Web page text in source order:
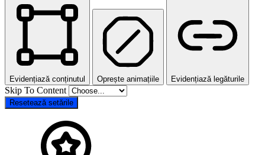
Evidențiază conținutul Oprește animațiile Evidențiază legăturile
Skip To Content
Resetează setările